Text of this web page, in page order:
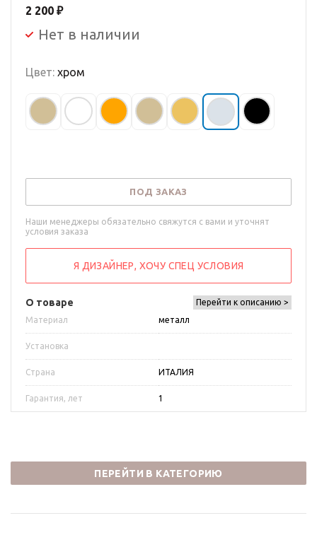
Цвет: хром
2 200 ₽
Нет в наличии
О товаре
Перейти к описанию >
Материал
металл
Установка
Страна ИТАЛИЯ
Гарантия, лет 1
ПОД ЗАКАЗ
Наши менеджеры обязательно свяжутся с вами и уточнят
условия заказа
Я ДИЗАЙНЕР, ХОЧУ СПЕЦ УСЛОВИЯ
ПЕРЕЙТИ В КАТЕГОРИЮ